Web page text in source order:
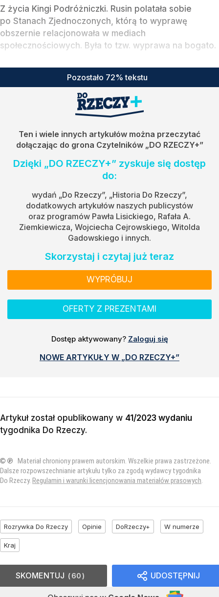
Z życia Kingi Podróżniczki. Rusin polatała sobie
po Stanach Zjednoczonych, którą to wyprawę
obszernie relacjonowała w mediach
społecznościowych. Była to tzw. wyprawa na bogato.
Pozostało 72% tekstu
Ten i wiele innych artykułów można przeczytać
dołączając do grona Czytelników „DO RZECZY+”
Dzięki „DO RZECZY+” zyskuje się dostęp
do:
wydań „Do Rzeczy”, „Historia Do Rzeczy”,
dodatkowych artykułów naszych publicystów
oraz programów Pawła Lisickiego, Rafała A.
Ziemkiewicza, Wojciecha Cejrowskiego, Witolda
Gadowskiego i innych.
Skorzystaj i czytaj już teraz
WYPRÓBUJ
OFERTY Z PREZENTAMI
Dostęp aktywowany? Zaloguj się
NOWE ARTYKUŁY W „DO RZECZY+”
Artykuł został opublikowany w 41/2023 wydaniu
tygodnika Do Rzeczy.
© ℗ Materiał chroniony prawem autorskim. Wszelkie prawa zastrzeżone.
Dalsze rozpowszechnianie artykułu tylko za zgodą wydawcy tygodnika
Do Rzeczy. Regulamin i warunki licencjonowania materiałów prasowych.
Rozrywka Do Rzeczy Opinie DoRzeczy+ W numerze
Kraj
UDOSTĘPNIJ
SKOMENTUJ 60